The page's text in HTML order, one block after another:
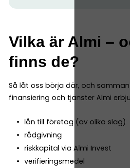
Vilka är Almi –
finns de?
Så låt oss börja där, och
finansiering och tjänster Almi
lån till företag (av olika slag)
rådgivning
riskkapital via Almi Invest
verifieringsmedel